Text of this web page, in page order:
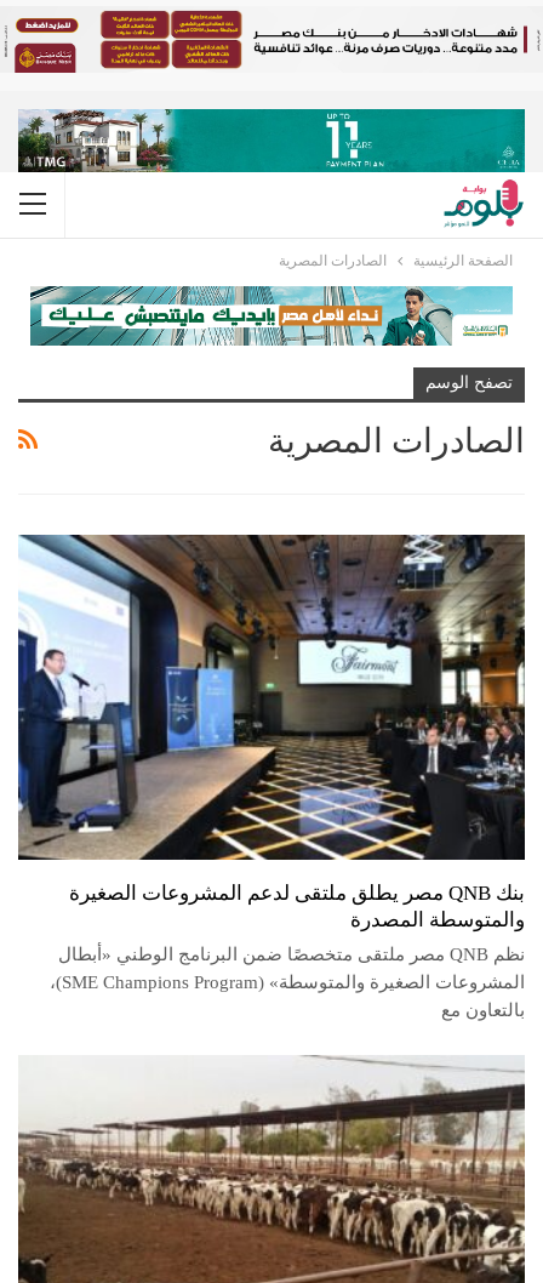
الصفحة الرئيسية الصادرات المصرية
تصفح الوسم
الصادرات المصرية
بنك QNB مصر يطلق ملتقى لدعم المشروعات الصغيرة
والمتوسطة المصدرة
نظم QNB مصر ملتقى متخصصًا ضمن البرنامج الوطني «أبطال
المشروعات الصغيرة والمتوسطة» (SME Champions Program)،
بالتعاون مع